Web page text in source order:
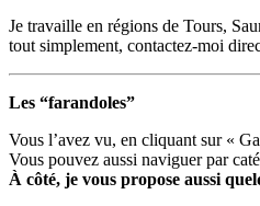
Je travaille en régions de Tours,
tout simplement, contactez-moi
Les “farandoles”
Vous l’avez vu, en cliquant sur «
Vous pouvez aussi naviguer par
À côté, je vous propose aussi